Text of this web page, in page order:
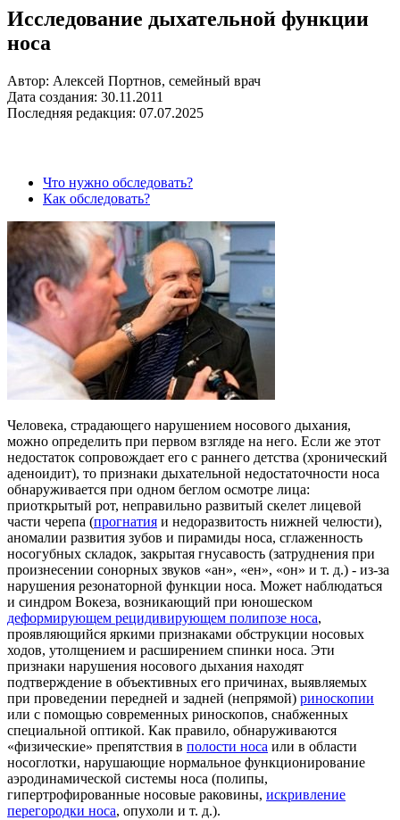
Исследование дыхательной функции
носа
Автор: Алексей Портнов, семейный врач
Дата создания: 30.11.2011
Последняя редакция: 07.07.2025
Что нужно обследовать?
Как обследовать?
Человека, страдающего нарушением носового дыхания,
можно определить при первом взгляде на него. Если же этот
недостаток сопровождает его с раннего детства (хронический
аденоидит), то признаки дыхательной недостаточности носа
обнаруживается при одном беглом осмотре лица:
приоткрытый рот, неправильно развитый скелет лицевой
части черепа (прогнатия и недоразвитость нижней челюсти),
аномалии развития зубов и пирамиды носа, сглаженность
носогубных складок, закрытая гнусавость (затруднения при
произнесении сонорных звуков «ан», «ен», «он» и т. д.) - из-за
нарушения резонаторной функции носа. Может наблюдаться
и синдром Вокеза, возникающий при юношеском
деформирующем рецидивирующем полипозе носа,
проявляющийся яркими признаками обструкции носовых
ходов, утолщением и расширением спинки носа. Эти
признаки нарушения носового дыхания находят
подтверждение в объективных его причинах, выявляемых
при проведении передней и задней (непрямой) риноскопии
или с помощью современных риноскопов, снабженных
специальной оптикой. Как правило, обнаруживаются
«физические» препятствия в полости носа или в области
носоглотки, нарушающие нормальное функционирование
аэродинамической системы носа (полипы,
гипертрофированные носовые раковины, искривление
перегородки носа, опухоли и т. д.).